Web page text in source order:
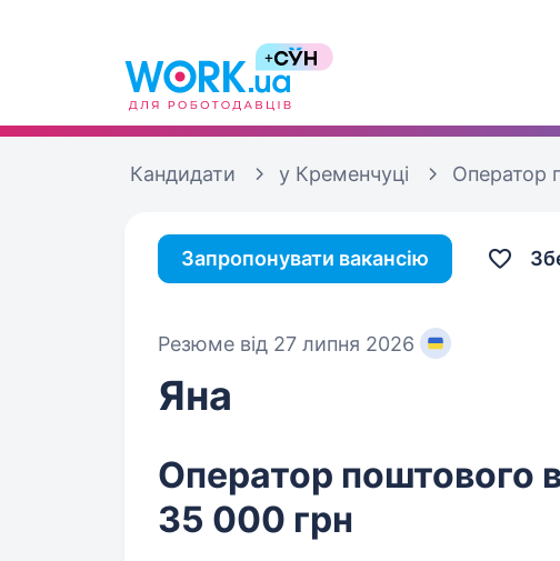
Кандидати у Кременчуці Оператор
Запропонувати вакансію
Резюме від 27 липня 2026
Яна
Оператор поштового
35 000 грн